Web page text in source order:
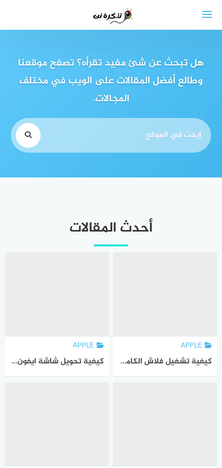
هل تبحث عن شئ مفيد تقرأه؟ تصفح موقعنا
وطالع أفضل المقالات على الويب في مختلف
المجالات.
أحدث المقالات
APPLE
كيفية تشغيل فلاش الكاميرا على ايفون
APPLE
كيفية تحويل شاشة ايفون إلى اللون الأسود والأبيض